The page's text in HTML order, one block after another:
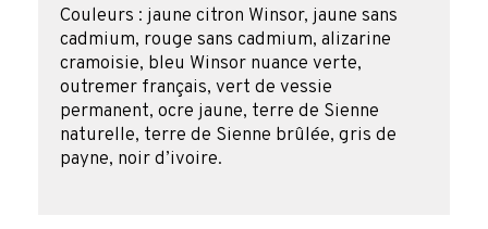
Couleurs : jaune citron Winsor, jaune sans
cadmium, rouge sans cadmium, alizarine
cramoisie, bleu Winsor nuance verte,
outremer français, vert de vessie
permanent, ocre jaune, terre de Sienne
naturelle, terre de Sienne brûlée, gris de
payne, noir d’ivoire.